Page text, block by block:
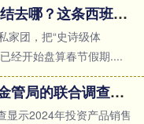
正规配资平台网 春节假期还在纠结去哪？这条西班牙10日私家团，把“史诗级体验”和“躺平式省心”都给你包圆了！
家团，把“史诗级体
经开始盘算春节假期....
配资平台app下载 香港证监会与金管局的联合调查显示2024年投资产品销售及市场参与度均创新高
显示2024年投资产品销售